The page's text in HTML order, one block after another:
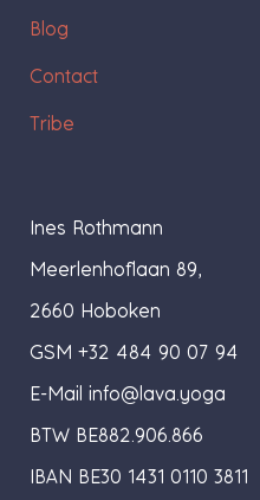
Blog
Contact
Tribe
Ines Rothmann
Meerlenhoflaan 89,
2660 Hoboken
GSM +32 484 90 07 94
E-Mail info@lava.yoga
BTW BE882.906.866
IBAN BE30 1431 0110 3811